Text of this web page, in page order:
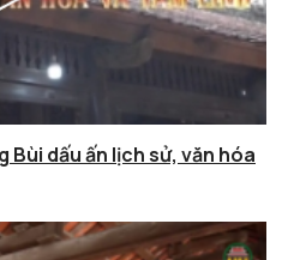
dấu ấn lịch sử, văn hóa